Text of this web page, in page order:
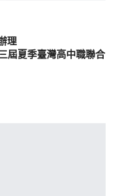
理
夏季臺灣高中職聯合